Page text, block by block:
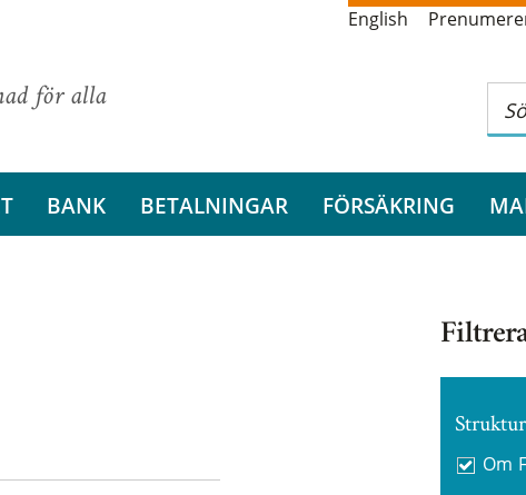
för alla
English
BANK BETALNINGAR FÖRSÄKRING
Struktur
Om